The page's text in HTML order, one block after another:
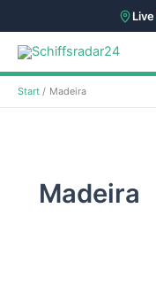
Live
Zum
Inhalt
springen
Start Madeira
Madeira